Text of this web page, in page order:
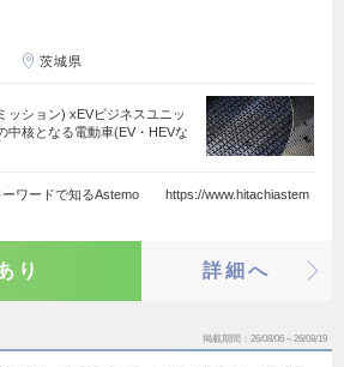
茨城県
ッション) xEVビジネスユニッ
中核となる電動車(EV・HEVな
ーワードで知るAstemo https://www.hitachiastem
り 詳細へ
掲載期間 26/08/06～26/08/19